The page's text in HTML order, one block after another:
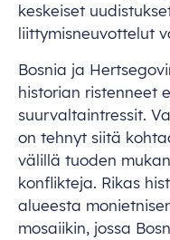
keskeiset
liittymisneuvottelut
Bosnia ja
historian ristenneet
suurvaltaintressit.
on tehnyt siitä
välillä tuoden
konflikteja. Rikas
alueesta
mosaiikin, jossa